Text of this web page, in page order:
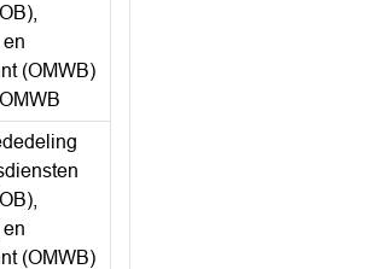
(OMWB)
(OMWB)